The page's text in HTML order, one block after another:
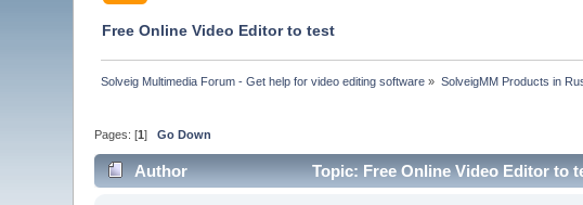
Free Online Video Editor to test
Solveig Multimedia Forum - Get help for video editing software » SolveigMM Products in
Pages: [1]Go Down
Author Topic: Free Online Video Editor to